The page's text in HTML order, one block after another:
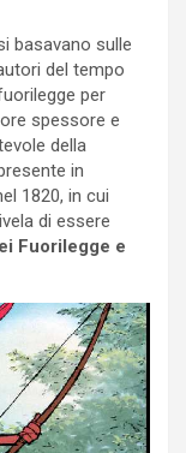
basavano sulle
del tempo
per
spessore e
della
in
1820, in cui
di essere
Fuorilegge e